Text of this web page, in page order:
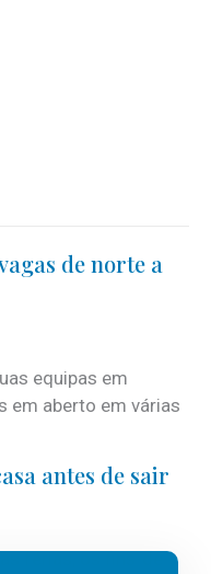
de norte a
equipas em
em aberto em várias
antes de sair
férias, os fins-de-